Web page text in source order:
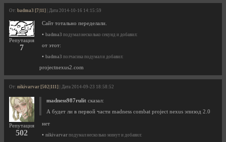
От: badma3 [7|11] | Дата 2014-10-16 14:15:59
Репутация
7
Cайт тотально переделали.
• badma3 подумал несколько секунд и добавил:
от этот:
• badma3 полчасика подумал и добавил:
projectnexus2.com
От: nikivarvar [502|111] | Дата 2014-09-23 18:58:52
Репутация
502
madness987rulit сказал:
А будет ли в первой части madness combat project nexus эпизод 2.0
нет
• nikivarvar подумал несколько минут и добавил: